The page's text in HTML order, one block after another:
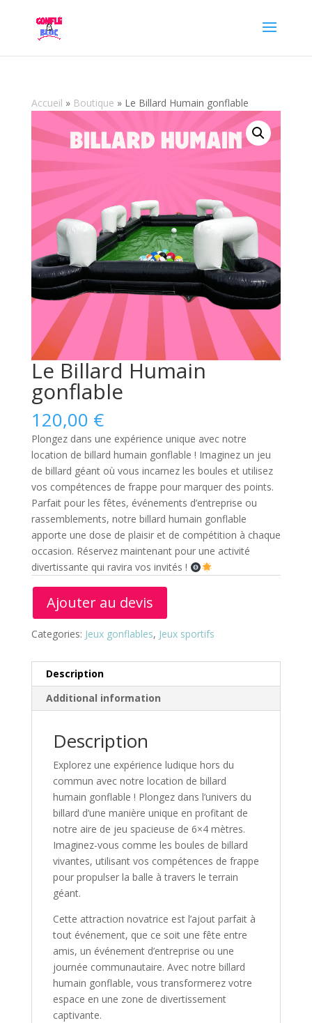
Accueil » Boutique » Le Billard Humain gonflable
Le Billard Humain
gonflable
120,00 €
Plongez dans une expérience unique avec notre
location de billard humain gonflable ! Imaginez un jeu
de billard géant où vous incarnez les boules et utilisez
vos compétences de frappe pour marquer des points.
Parfait pour les fêtes, événements d’entreprise ou
rassemblements, notre billard humain gonflable
apporte une dose de plaisir et de compétition à chaque
occasion. Réservez maintenant pour une activité
divertissante qui ravira vos invités !
Ajouter au devis
Categories: Jeux gonflables, Jeux sportifs
Description
Additional information
Description
Explorez une expérience ludique hors du
commun avec notre location de billard
humain gonflable ! Plongez dans l’univers du
billard d’une manière unique en profitant de
notre aire de jeu spacieuse de 6×4 mètres.
Imaginez-vous comme les boules de billard
vivantes, utilisant vos compétences de frappe
pour propulser la balle à travers le terrain
géant.
Cette attraction novatrice est l’ajout parfait à
tout événement, que ce soit une fête entre
amis, un événement d’entreprise ou une
journée communautaire. Avec notre billard
humain gonflable, vous transformerez votre
espace en une zone de divertissement
captivante.